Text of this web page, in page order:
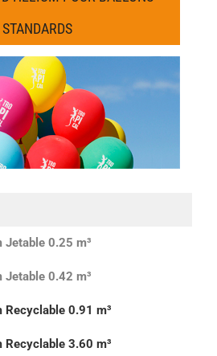
STANDARDS
Jetable 0.25 m³
Jetable 0.42 m³
Recyclable 0.91 m³
Recyclable 3.60 m³